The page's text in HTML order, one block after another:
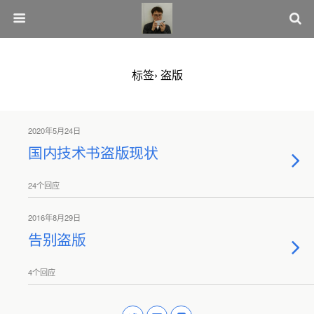
标签› 盗版
2020年5月24日
国内技术书盗版现状
24个回应
2016年8月29日
告别盗版
4个回应